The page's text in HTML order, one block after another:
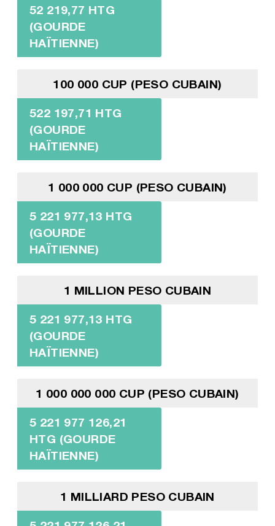
52 219,77 HTG
(GOURDE
HAÏTIENNE)
100 000 CUP (PESO CUBAIN)
522 197,71 HTG
(GOURDE
HAÏTIENNE)
1 000 000 CUP (PESO CUBAIN)
5 221 977,13 HTG
(GOURDE
HAÏTIENNE)
1 MILLION PESO CUBAIN
5 221 977,13 HTG
(GOURDE
HAÏTIENNE)
1 000 000 000 CUP (PESO CUBAIN)
5 221 977 126,21
HTG (GOURDE
HAÏTIENNE)
1 MILLIARD PESO CUBAIN